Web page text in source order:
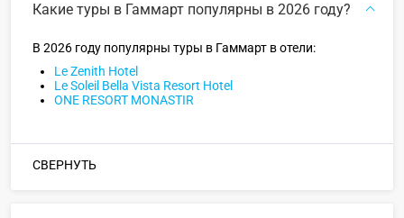
Какие туры в Гаммарт популярны в 2026 году?
В 2026 году популярны туры в Гаммарт в отели:
Le Zenith Hotel
Le Soleil Bella Vista Resort Hotel
ONE RESORT MONASTIR
СВЕРНУТЬ